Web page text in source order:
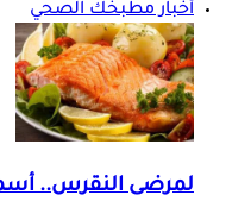
أخبار مطبخك الصحي
لمرضى النقرس..